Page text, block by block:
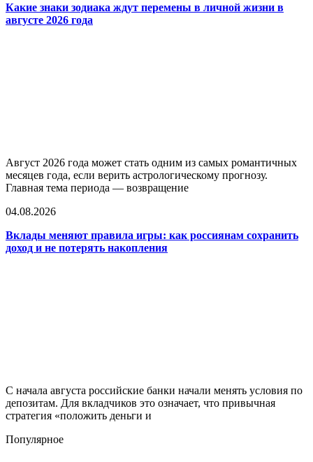
Какие знаки зодиака ждут перемены в личной жизни в
августе 2026 года
Август 2026 года может стать одним из самых романтичных
месяцев года, если верить астрологическому прогнозу.
Главная тема периода — возвращение
04.08.2026
Вклады меняют правила игры: как россиянам сохранить
доход и не потерять накопления
С начала августа российские банки начали менять условия по
депозитам. Для вкладчиков это означает, что привычная
стратегия «положить деньги и
Популярное